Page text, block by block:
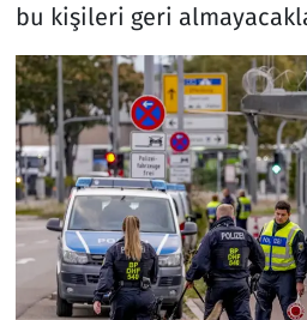
bu kişileri geri